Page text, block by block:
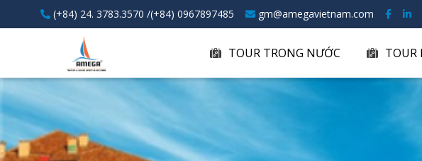
(+84) 24. 3783.3570 /(+84) 0967897485 gm@amegavietnam.com
TOUR TRONG NƯỚC TOUR